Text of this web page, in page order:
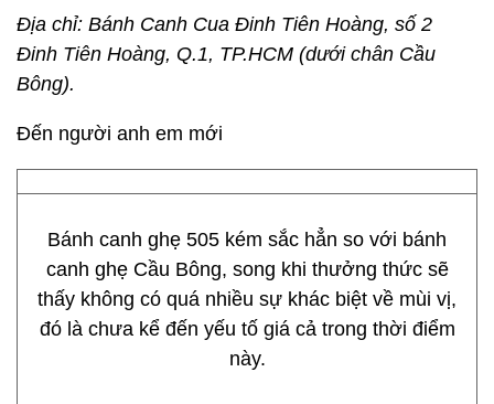
Địa chỉ: Bánh Canh Cua Đinh Tiên Hoàng, số 2
Đinh Tiên Hoàng, Q.1, TP.HCM (dưới chân Cầu
Bông).
Đến người anh em mới
Bánh canh ghẹ 505 kém sắc hẳn so với bánh
canh ghẹ Cầu Bông, song khi thưởng thức sẽ
thấy không có quá nhiều sự khác biệt về mùi vị,
đó là chưa kể đến yếu tố giá cả trong thời điểm
này.